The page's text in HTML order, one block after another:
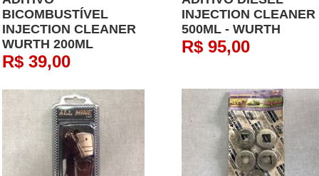
BICOMBUSTÍVEL
INJECTION CLEANER
WURTH 200ML
R$ 39,00
INJECTION CLEANER
500ML - WURTH
R$ 95,00